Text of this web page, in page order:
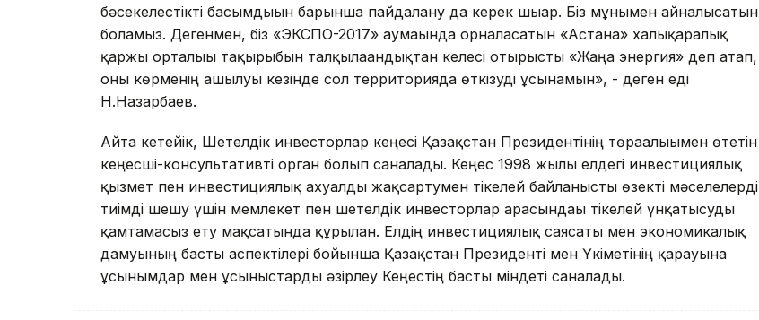
бәсекелестікті басымдығын барынша пайдалану да керек шығар. Біз мұнымен айналысатын
боламыз. Дегенмен, біз «ЭКСПО-2017» аумағында орналасатын «Астана» халықаралық
қаржы орталығы тақырыбын талқылағандықтан келесі отырысты «Жаңа энергия» деп атап,
оны көрменің ашылуы кезінде сол территорияда өткізуді ұсынамын», - деген еді
Н.Назарбаев.
Айта кетейік, Шетелдік инвесторлар кеңесі Қазақстан Президентінің төрағалығымен өтетін
кеңесші-консультативті орган болып саналады. Кеңес 1998 жылы елдегі инвестициялық
қызмет пен инвестициялық ахуалды жақсартумен тікелей байланысты өзекті мәселелерді
тиімді шешу үшін мемлекет пен шетелдік инвесторлар арасындағы тікелей үнқатысуды
қамтамасыз ету мақсатында құрылған. Елдің инвестициялық саясаты мен экономикалық
дамуының басты аспектілері бойынша Қазақстан Президенті мен Үкіметінің қарауына
ұсынымдар мен ұсыныстарды әзірлеу Кеңестің басты міндеті саналады.